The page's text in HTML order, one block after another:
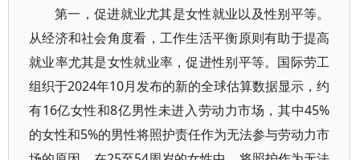
第一，促进就业尤其是女性就业以及性别平等。
从经济和社会角度看，工作生活平衡原则有助于提高
就业率尤其是女性就业率，促进性别平等。国际劳工
组织于2024年10月发布的新的全球估算数据显示，约
有16亿女性和8亿男性未进入劳动力市场，其中45%
的女性和5%的男性将照护责任作为无法参与劳动力市